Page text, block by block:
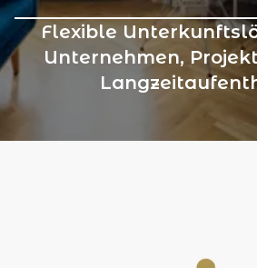
Flexible
Unternehmen,